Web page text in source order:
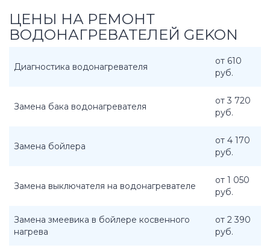
ЦЕНЫ НА РЕМОНТ
ВОДОНАГРЕВАТЕЛЕЙ GEKON
Диагностика водонагревателя
от 610
руб.
Замена бака водонагревателя
от 3 720
руб.
Замена бойлера
от 4 170
руб.
Замена выключателя на водонагревателе
от 1 050
руб.
Замена змеевика в бойлере косвенного
нагрева
от 2 390
руб.